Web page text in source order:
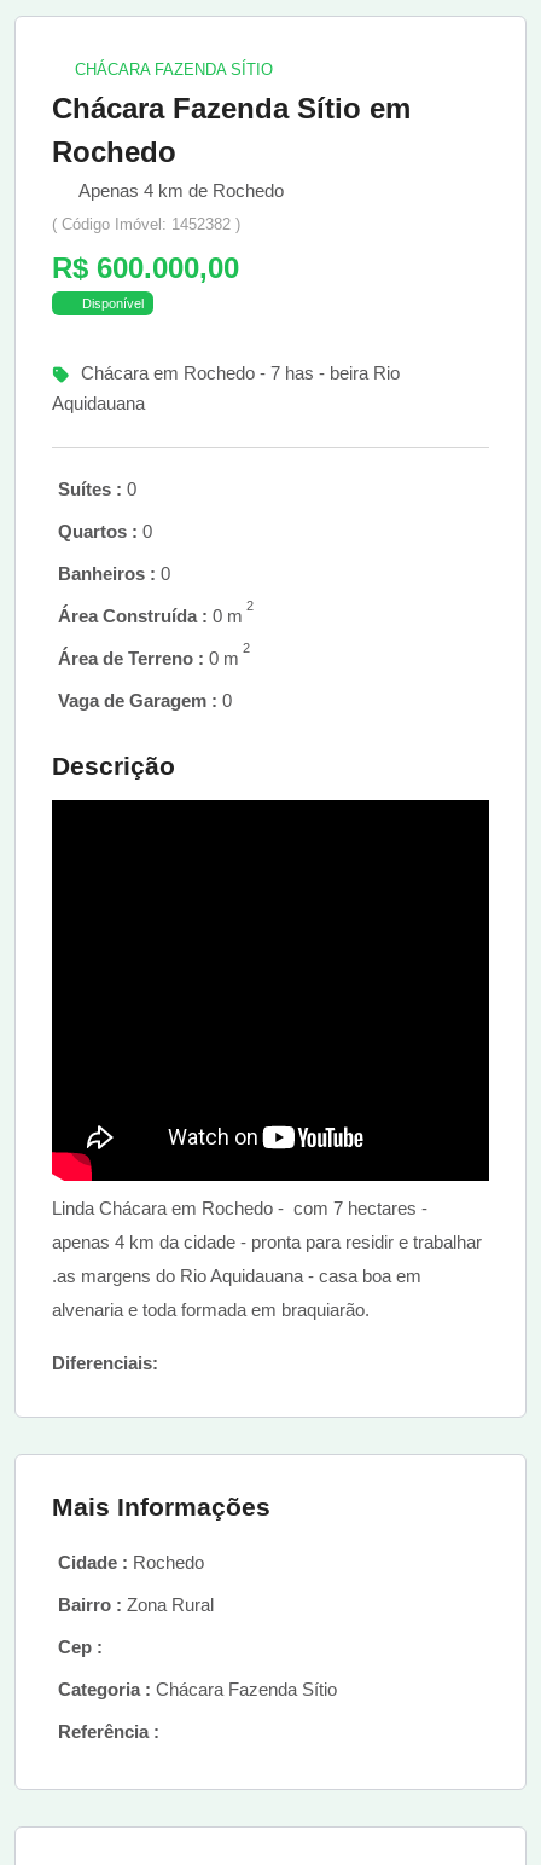
CHÁCARA FAZENDA SÍTIO
Chácara Fazenda Sítio em
Rochedo
Apenas 4 km de Rochedo
( Código Imóvel: 1452382 )
R$ 600.000,00
Disponível
Chácara em Rochedo - 7 has - beira Rio
Aquidauana
Suítes : 0
Quartos : 0
Banheiros : 0
Área Construída : 0 m 2
Área de Terreno : 0 m 2
Vaga de Garagem : 0
Descrição
Linda Chácara em Rochedo - com 7 hectares -
apenas 4 km da cidade - pronta para residir e trabalhar
.as margens do Rio Aquidauana - casa boa em
alvenaria e toda formada em braquiarão.
Diferenciais:
Mais Informações
Cidade : Rochedo
Bairro : Zona Rural
Cep :
Categoria : Chácara Fazenda Sítio
Referência :